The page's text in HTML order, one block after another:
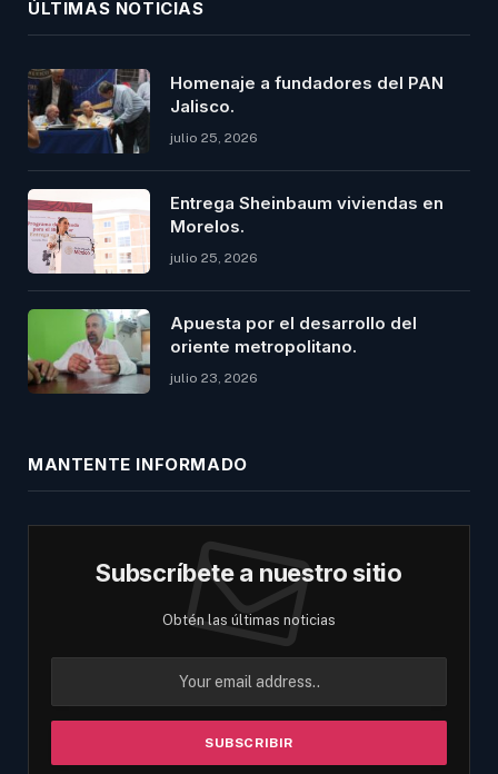
ÚLTIMAS NOTICIAS
Homenaje a fundadores del PAN
Jalisco.
julio 25, 2026
Entrega Sheinbaum viviendas en
Morelos.
julio 25, 2026
Apuesta por el desarrollo del
oriente metropolitano.
julio 23, 2026
MANTENTE INFORMADO
Subscríbete a nuestro sitio
Obtén las últimas noticias